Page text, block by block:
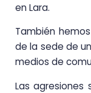
en Lara.
También
de la sede de
medios de
Las agresiones